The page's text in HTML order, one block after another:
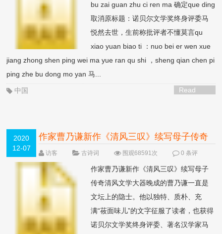
bu zai guan zhu ci ren ma 确定que ding
取消原标题：诺贝尔文学奖终身评委马
悦然去世，生前称批评者不懂莫言qu
xiao yuan biao ti ：nuo bei er wen xue
jiang zhong shen ping wei ma yue ran qu shi ，sheng qian chen pi
ping zhe bu dong mo yan 马...
Read
中国
2020
12-07
作家曹乃谦新作《清风三叹》续写母子传奇
清风文学
NEW
访客 古诗词 围观68591次
0 条评
论
作家曹乃谦新作《清风三叹》续写母子
传奇清风文学大器晚成的曹乃谦一直是
文坛上的隐士。他以独特、质朴、充
满“莜面味儿”的文字征服了读者，也获得
诺贝尔文学奖终身评委、著名汉学家马